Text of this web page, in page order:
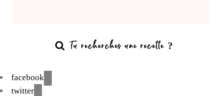
facebook
twitter